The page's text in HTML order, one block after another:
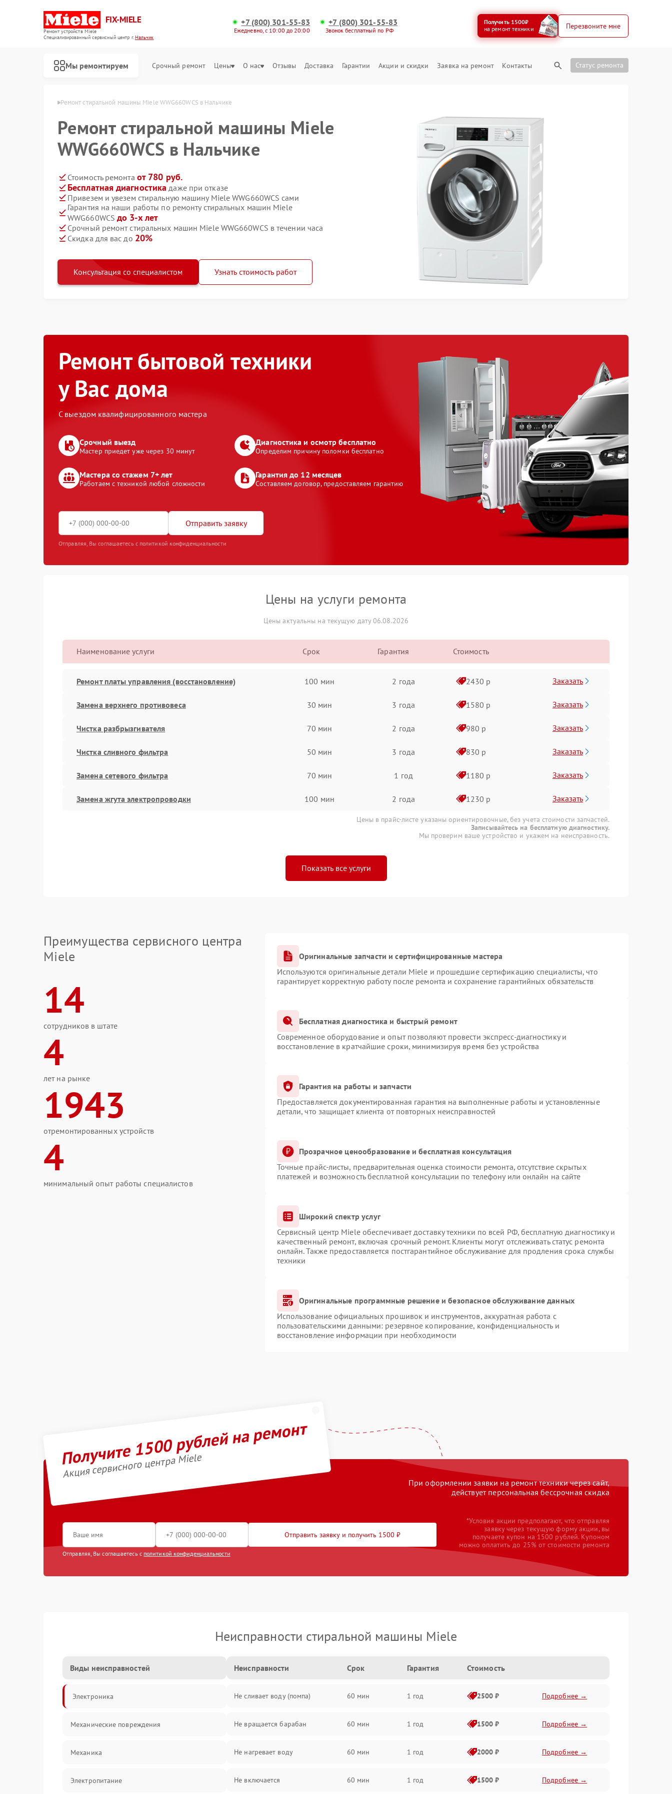
FIX-MIELE
Ремонт устройств Miele
Специализированный cервисный центр г.Нальчик
+7 (800) 301-55-83
Ежедневно, с 10:00 до 20:00
+7 (800) 301-55-83
Звонок бесплатный по РФ
Получить 1500₽
на ремонт техники
Перезвоните мне
Мы ремонтируем Срочный ремонт Цены О нас Отзывы Доставка Гарантии Акции и скидки Заявка на ремонт Контакты Статус ремонта
Ремонт стиральной машины Miele WWG660WCS в Нальчике
Ремонт стиральной машины Miele
WWG660WCS в Нальчике
Стоимость ремонта от 780 руб.
Бесплатная диагностика даже при отказе
Привезем и увезем стиральную машину Miele WWG660WCS сами
Гарантия на наши работы по ремонту стиральных машин Miele
WWG660WCS до 3-х лет
Срочный ремонт стиральных машин Miele WWG660WCS в течении часа
Скидка для вас до 20%
Консультация со специалистом Узнать стоимость работ
Ремонт бытовой техники
у Вас дома
С выездом квалифицированного мастера
Срочный выезд
Мастер приедет уже через 30 минут
Диагностика и осмотр бесплатно
Определим причину поломки бесплатно
Мастера со стажем 7+ лет
Работаем с техникой любой сложности
Гарантия до 12 месяцев
Составляем договор, предоставляем гарантию
Отправить заявку
Отправляя, Вы соглашаетесь с политикой конфиденциальности
Цены на услуги ремонта
Цены актуальны на текущую дату 06.08.2026
Наименование услуги Срок Гарантия Стоимость
Ремонт платы управления (восстановление) 100 мин 2 года 2430 р Заказать
Замена верхнего противовеса 30 мин 3 года 1580 р Заказать
Чистка разбрызгивателя 70 мин 2 года 980 р Заказать
Чистка сливного фильтра 50 мин 3 года 830 р Заказать
Замена сетевого фильтра 70 мин 1 год 1180 р Заказать
Замена жгута электропроводки 100 мин 2 года 1230 р Заказать
Цены в прайс-листе указаны ориентировочные, без учета стоимости запчастей.
Записывайтесь на бесплатную диагностику.
Мы проверим ваше устройство и укажем на неисправность.
Показать все услуги
Преимущества сервисного центра
Miele
14
сотрудников в штате
4
лет на рынке
1943
отремонтированных устройств
4
минимальный опыт работы специалистов
Оригинальные запчасти и сертифицированные мастера
Используются оригинальные детали Miele и прошедшие сертификацию специалисты, что
гарантирует корректную работу после ремонта и сохранение гарантийных обязательств
Бесплатная диагностика и быстрый ремонт
Современное оборудование и опыт позволяют провести экспресс-диагностику и
восстановление в кратчайшие сроки, минимизируя время без устройства
Гарантия на работы и запчасти
Предоставляется документированная гарантия на выполненные работы и установленные
детали, что защищает клиента от повторных неисправностей
Прозрачное ценообразование и бесплатная консультация
Точные прайс-листы, предварительная оценка стоимости ремонта, отсутствие скрытых
платежей и возможность бесплатной консультации по телефону или онлайн на сайте
Широкий спектр услуг
Сервисный центр Miele обеспечивает доставку техники по всей РФ, бесплатную диагностику и
качественный ремонт, включая срочный ремонт. Клиенты могут отслеживать статус ремонта
онлайн. Также предоставляется постгарантийное обслуживание для продления срока службы
техники
Оригинальные программные решение и безопасное обслуживание данных
Использование официальных прошивок и инструментов, аккуратная работа с
пользовательскими данными: резервное копирование, конфиденциальность и
восстановление информации при необходимости
Получите 1500 рублей на ремонт
Акция сервисного центра Miele
При оформлении заявки на ремонт техники через сайт,
действует персональная бессрочная скидка
Отправить заявку и получить 1500 ₽
Отправляя, Вы соглашаетесь с политикой конфиденциальности
*Условия акции предполагают, что отправляя
заявку через текущую форму акции, вы
получаете купон на 1500 рублей. Купоном
можно оплатить до 25% от стоимости ремонта
Неисправности стиральной машины Miele
Виды неисправностей
Электроника
Механические повреждения
Механика
Электропитание
Неисправности Срок Гарантия Стоимость
Не сливает воду (помпа) 60 мин 1 год 2500 ₽ Подробнее →
Не вращается барабан 60 мин 1 год 1500 ₽ Подробнее →
Не нагревает воду 60 мин 1 год 2000 ₽ Подробнее →
Не включается 60 мин 1 год 1500 ₽ Подробнее →